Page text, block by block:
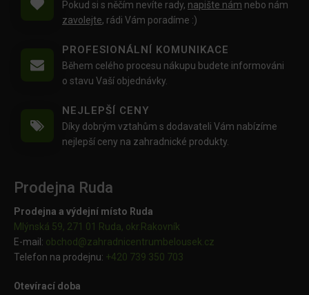
Pokud si s něčím nevíte rady, napište nám nebo nám
zavolejte, rádi Vám poradíme :)
PROFESIONÁLNÍ KOMUNIKACE
Během celého procesu nákupu budete informováni
o stavu Vaší objednávky.
NEJLEPŠÍ CENY
Díky dobrým vztahům s dodavateli Vám nabízíme
nejlepší ceny na zahradnické produkty.
Prodejna Ruda
Prodejna a výdejní místo Ruda
Mlýnská 59, 271 01 Ruda, okr.Rakovník
E-mail: obchod@zahradnicentrumbelousek.cz
Telefon na prodejnu: +420 739 350 703
Otevírací doba